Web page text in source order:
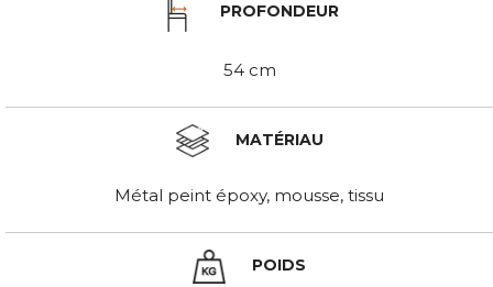
PROFONDEUR
54 cm
MATÉRIAU
Métal peint époxy, mousse, tissu
POIDS